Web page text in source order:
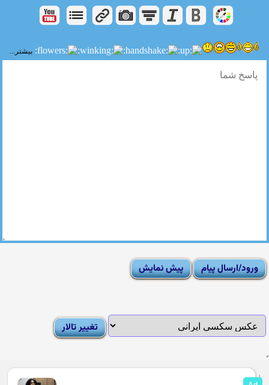
بیشتر...
Moderator List |